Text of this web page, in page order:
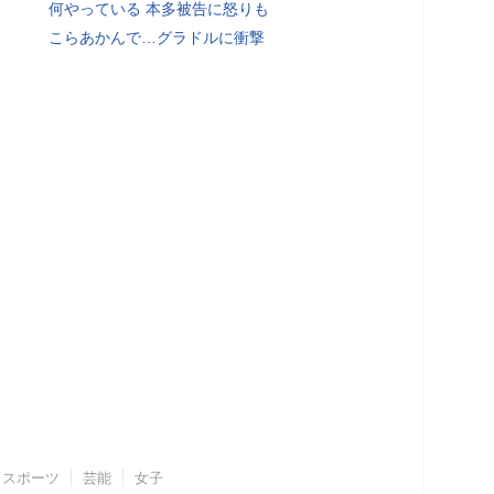
何やっている 本多被告に怒りも
こらあかんで…グラドルに衝撃
スポーツ 芸能 女子